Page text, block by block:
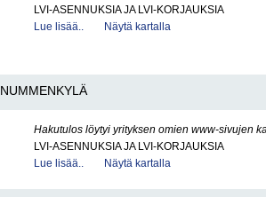
LVI-ASENNUKSIA JA LVI-KORJAUKSIA
Lue lisää..
Näytä kartalla
NUMMENKYLÄ
Hakutulos löytyi yrityksen omien www-sivujen
LVI-ASENNUKSIA JA LVI-KORJAUKSIA
Lue lisää..
Näytä kartalla